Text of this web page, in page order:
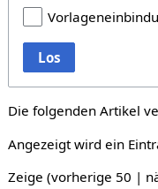
Los
Die folgenden Artikel
Angezeigt wird ein
Zeige (vorherige 50 |